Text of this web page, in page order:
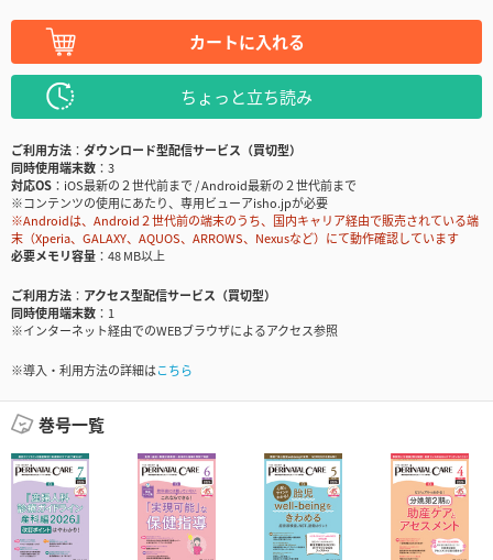
カートに入れる
ちょっと立ち読み
ご利用方法
ダウンロード型配信サービス（買切型）
同時使用端末数
3
対応OS
iOS最新の２世代前まで / Android最新の２世代前まで
※コンテンツの使用にあたり、専用ビューアisho.jpが必要
※Androidは、Android２世代前の端末のうち、国内キャリア経由で販売されている端
末（Xperia、GALAXY、AQUOS、ARROWS、Nexusなど）にて動作確認しています
必要メモリ容量
48 MB以上
ご利用方法
アクセス型配信サービス（買切型）
同時使用端末数
1
※インターネット経由でのWEBブラウザによるアクセス参照
※導入・利用方法の詳細はこちら
巻号一覧